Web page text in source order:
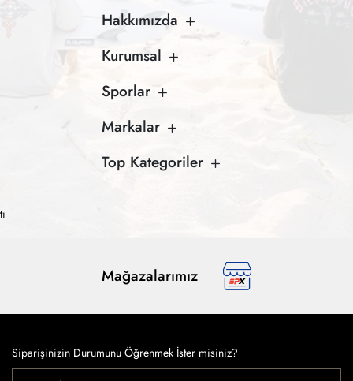
Hakkımızda
Kurumsal
Sporlar
Markalar
Top Kategoriler
Mağazalarımız
Siparişinizin Durumunu Öğrenmek İster misiniz?